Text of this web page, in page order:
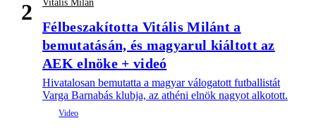
2 Vitális Milán
Félbeszakította Vitális Milánt a
bemutatásán, és magyarul kiáltott az
AEK elnöke + videó
Hivatalosan bemutatta a magyar válogatott futballistát
Varga Barnabás klubja, az athéni elnök nagyot alkotott.